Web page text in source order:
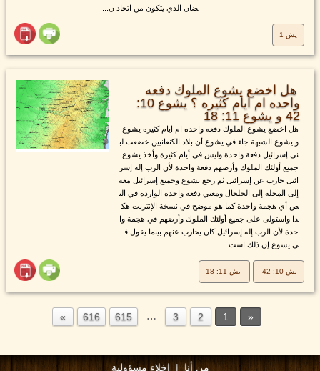
ضان الذي يتكون من اتحاد ن...
يش 1
هل اخضع يشوع الملوك دفعه
واحده ام ايام كثيره ؟ يشوع 10:
42 و يشوع 11: 18
هل اخضع يشوع الملوك دفعه واحده ام ايام كثيره يشوع
و يشوع الشبهة جاء في يشوع أن بلاد الكنعانيين خضعت لب
ني إسرائيل دفعة واحدة وليس في أيام كثيرة وأخذ يشوع
جميع أولئك الملوك وأرضهم دفعة واحدة لأن الرب إله إسر
ائيل حارب عن إسرائيل ثم رجع يشوع وجميع إسرائيل معه
إلى المحلة إلى الجلجال ومعني دفعة واحدة الواردة في الن
ص أي هجمة واحدة كما هو موضح في نسخة الإنترنت هك
ذا واستولى على جميع أولئك الملوك وأرضهم في هجمة وا
حدة لأن الرب إله إسرائيل كان يحارب عنهم بينما يقول ف
ي يشوع إن ذلك است...
يش 10: 42 يش 11: 18
1
2
3
…
615
616
من أنا|إخلاء مسؤولية